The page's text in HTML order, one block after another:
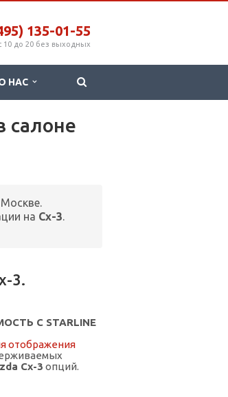
135-01-55
10 до 20 без выходных
НАС
салоне
на Cx-3.
3.
С STARLINE
отображения
Cx-3 опций.